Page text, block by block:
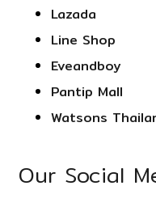
Lazada
Line Shop
Eveandboy
Pantip Mall
Watsons
Our Social